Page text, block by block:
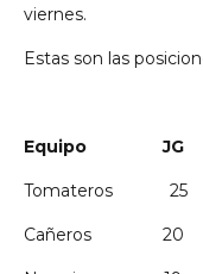
viernes.
Estas son las
Equipo
Tomateros
Cañeros